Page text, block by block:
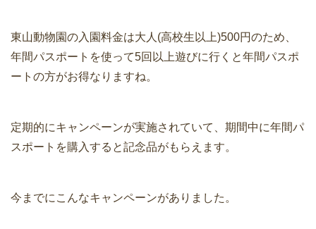
東山動物園の入園料金は大人(高校生以上)500円のため、
年間パスポートを使って5回以上遊びに行くと年間パスポ
ートの方がお得なりますね。
定期的にキャンペーンが実施されていて、期間中に年間パ
スポートを購入すると記念品がもらえます。
今までにこんなキャンペーンがありました。